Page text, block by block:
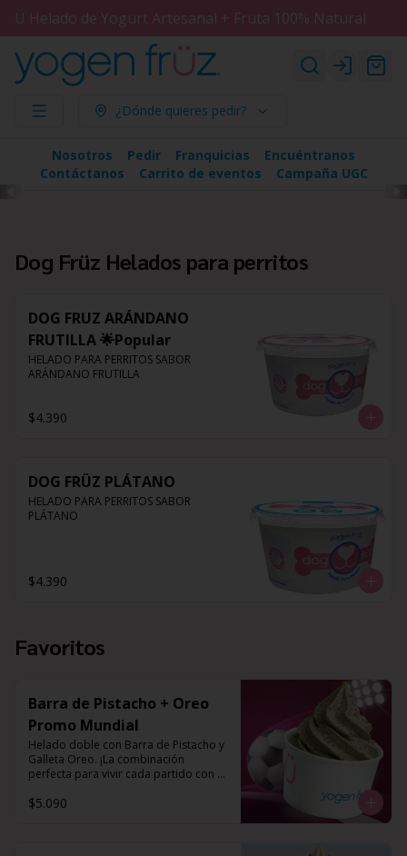
Ü Helado de Yogurt Artesanal + Fruta 100% Natural
Login
¿Dónde quieres pedir?
Nosotros Pedir Franquicias
Encuéntranos
Contáctanos
Carrito de eventos Campaña UGC
Dog Früz Helados para perritos
DOG FRUZ ARÁNDANO
FRUTILLA 🌟Popular
HELADO PARA PERRITOS SABOR
ARÁNDANO FRUTILLA
$4.390
DOG FRÜZ PLÁTANO
HELADO PARA PERRITOS SABOR
PLÁTANO
$4.390
Favoritos
Barra de Pistacho + Oreo
Promo Mundial
Helado doble con Barra de Pistacho y
Galleta Oreo. ¡La combinación
perfecta para vivir cada partido con el
$5.090